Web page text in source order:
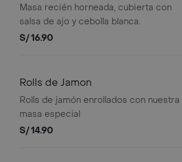
Masa recién horneada, cubierta con
salsa de ajo y cebolla blanca.
S/ 16.90
Rolls de Jamon
Rolls de jamón enrollados con nuestra
masa especial
S/ 14.90